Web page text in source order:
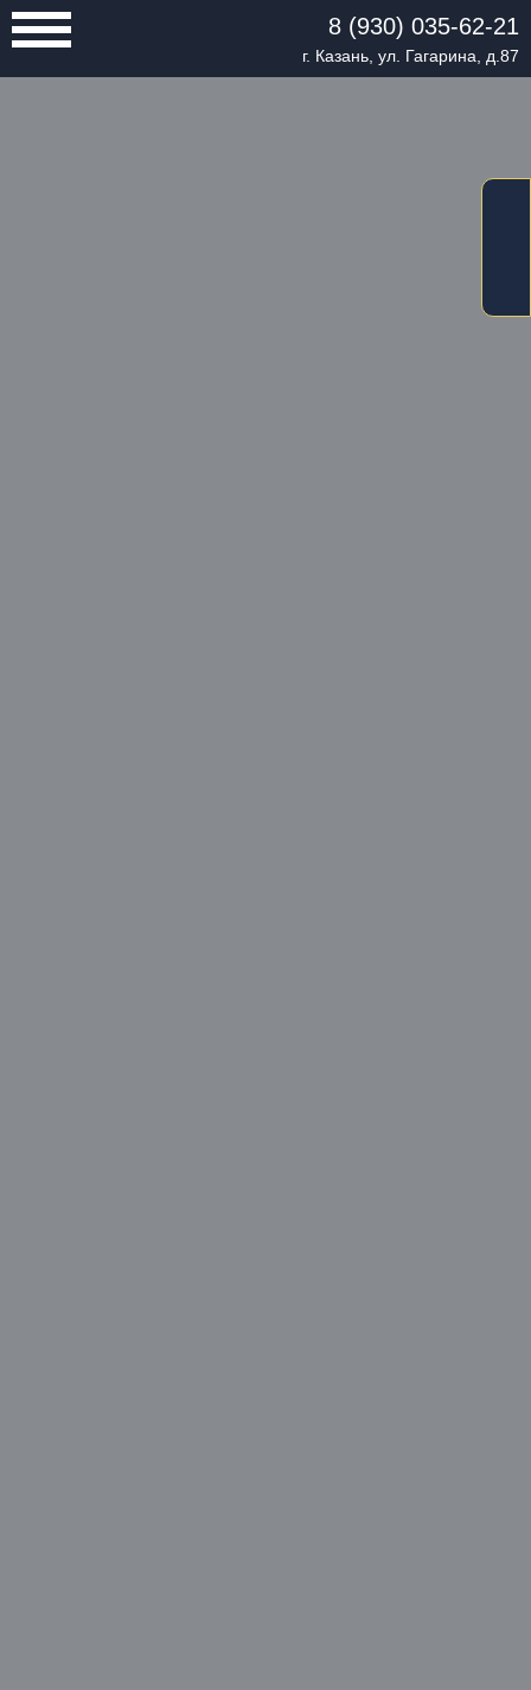
8 (930) 035-62-21
г. Казань, ул. Гагарина, д.87